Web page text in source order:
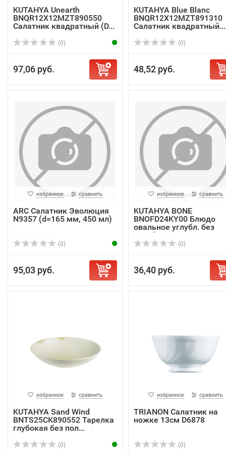
KUTAHYA Unearth
BNQR12X12MZT890550
Салатник квадратный (D...
(0)
97,06 руб.
KUTAHYA Blue Blanc
BNQR12X12MZT891310
Салатник квадратный...
(0)
48,52 руб.
избранное сравнить
ARC Салатник Эволюция
N9357 (d=165 мм, 450 мл)
(0)
95,03 руб.
избранное сравнить
KUTAHYA BONE
BNOFD24KY00 Блюдо
овальное углубл. без
полей...
(0)
36,40 руб.
избранное сравнить
KUTAHYA Sand Wind
BNTS25CK890552 Тарелка
глубокая без пол...
(0)
избранное сравнить
TRIANON Салатник на
ножке 13см D6878
(0)